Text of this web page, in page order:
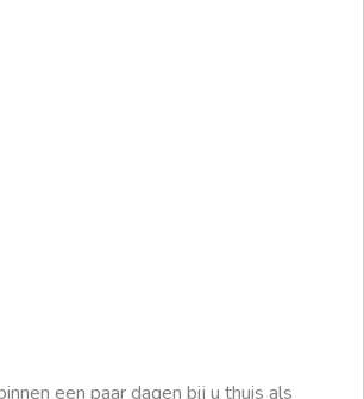
een paar dagen bij u thuis als